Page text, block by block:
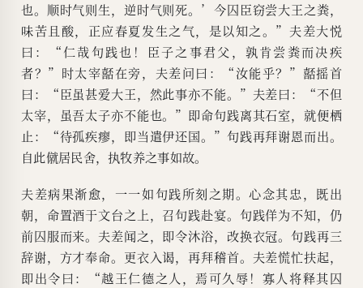
也。顺时气则生，逆时气则死。’今囚臣窃尝大王之粪，
味苦且酸，正应春夏发生之气，是以知之。”夫差大悦
曰：“仁哉句践也！臣子之事君父，孰肯尝粪而决疾
者？”时太宰嚭在旁，夫差问曰：“汝能乎？”嚭摇首
曰：“臣虽甚爱大王，然此事亦不能。”夫差曰：“不但
太宰，虽吾太子亦不能也。”即命句践离其石室，就便栖
止：“待孤疾瘳，即当遣伊还国。”句践再拜谢恩而出。
自此僦居民舍，执牧养之事如故。
夫差病果渐愈，一一如句践所刻之期。心念其忠，既出
朝，命置酒于文台之上，召句践赴宴。句践佯为不知，仍
前囚服而来。夫差闻之，即令沐浴，改换衣冠。句践再三
辞谢，方才奉命。更衣入谒，再拜稽首。夫差慌忙扶起，
即出令曰：“越王仁德之人，焉可久辱！寡人将释其囚